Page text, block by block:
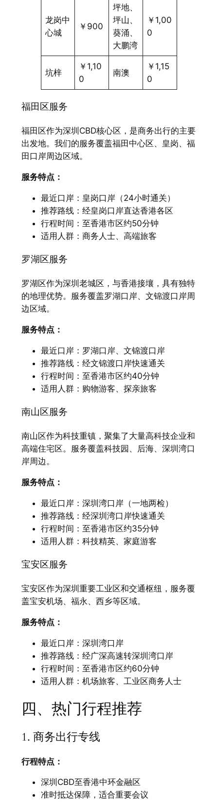
龙岗中
心城
￥900
坪地、
坪山、
葵涌、
大鹏湾
￥1,00
0
坑梓
￥1,10
0
南澳
￥1,15
0
福田区服务
福田区作为深圳CBD核心区，是商务出行的主要
出发地。我们的服务覆盖福田中心区、皇岗、福
田口岸周边区域。
服务特点：​
最近口岸：皇岗口岸（24小时通关）
推荐路线：经皇岗口岸直达香港各区
行程时间：至香港市区约50分钟
适用人群：商务人士、高端旅客
罗湖区服务
罗湖区作为深圳老城区，与香港接壤，具有独特
的地理优势。服务覆盖罗湖口岸、文锦渡口岸周
边区域。
服务特点：​
最近口岸：罗湖口岸、文锦渡口岸
推荐路线：经文锦渡口岸快速通关
行程时间：至香港市区约40分钟
适用人群：购物游客、探亲旅客
南山区服务
南山区作为科技重镇，聚集了大量高科技企业和
高端住宅区。服务覆盖科技园、后海、深圳湾口
岸周边。
服务特点：​
最近口岸：深圳湾口岸（一地两检）
推荐路线：经深圳湾口岸快速通关
行程时间：至香港市区约35分钟
适用人群：科技精英、家庭游客
宝安区服务
宝安区作为深圳重要工业区和交通枢纽，服务覆
盖宝安机场、福永、西乡等区域。
服务特点：​
最近口岸：深圳湾口岸
推荐路线：经广深高速转深圳湾口岸
行程时间：至香港市区约60分钟
适用人群：机场旅客、工业区商务人士
四、热门行程推荐
1. 商务出行专线
行程特点：​
深圳CBD至香港中环金融区
准时抵达保障，适合重要会议